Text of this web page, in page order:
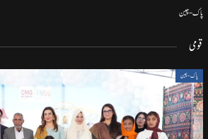
پاک-چین
قومی
پاک-چین